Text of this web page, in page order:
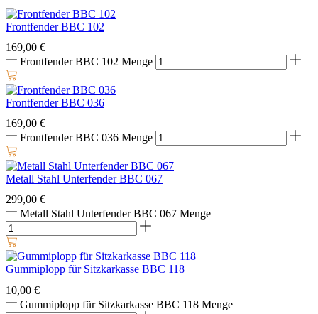
Frontfender BBC 102
169,00 €
Frontfender BBC 102 Menge
Frontfender BBC 036
169,00 €
Frontfender BBC 036 Menge
Metall Stahl Unterfender BBC 067
299,00 €
Metall Stahl Unterfender BBC 067 Menge
Gummiplopp für Sitzkarkasse BBC 118
10,00 €
Gummiplopp für Sitzkarkasse BBC 118 Menge